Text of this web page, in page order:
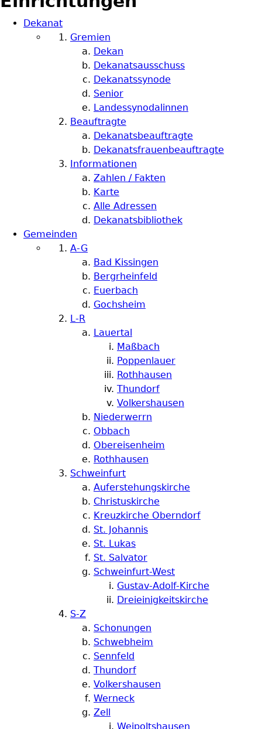
Dekanat
Gremien
Dekan
Dekanatsausschuss
Dekanatssynode
Senior
Landessynodalinnen
Beauftragte
Dekanatsbeauftragte
Dekanatsfrauenbeauftragte
Informationen
Zahlen / Fakten
Karte
Alle Adressen
Dekanatsbibliothek
Gemeinden
A-G
Bad Kissingen
Bergrheinfeld
Euerbach
Gochsheim
L-R
Lauertal
Maßbach
Poppenlauer
Rothhausen
Thundorf
Volkershausen
Niederwerrn
Obbach
Obereisenheim
Rothhausen
Schweinfurt
Auferstehungskirche
Christuskirche
Kreuzkirche Oberndorf
St. Johannis
St. Lukas
St. Salvator
Schweinfurt-West
Gustav-Adolf-Kirche
Dreieinigkeitskirche
S-Z
Schonungen
Schwebheim
Sennfeld
Thundorf
Volkershausen
Werneck
Zell
Weipoltshausen